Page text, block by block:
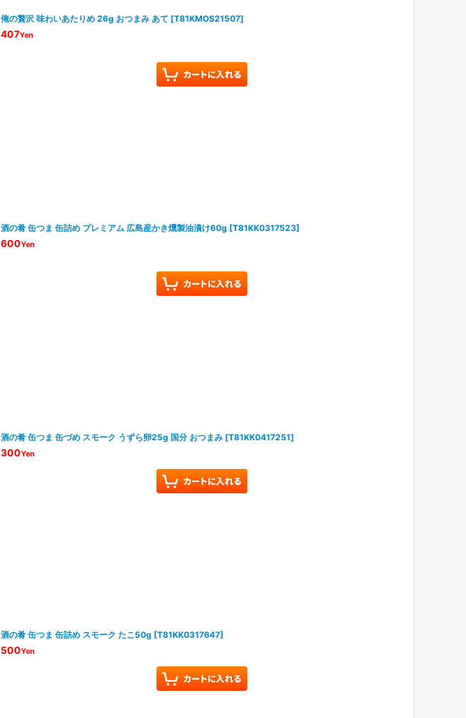
俺の贅沢 味わいあたりめ 26g おつまみ あて [T81KMOS21507]
407Yen
酒の肴 缶つま 缶詰め プレミアム 広島産かき燻製油漬け60g [T81KK0317523]
600Yen
酒の肴 缶つま 缶づめ スモーク うずら卵25g 国分 おつまみ [T81KK0417251]
300Yen
酒の肴 缶つま 缶詰め スモーク たこ50g [T81KK0317647]
500Yen